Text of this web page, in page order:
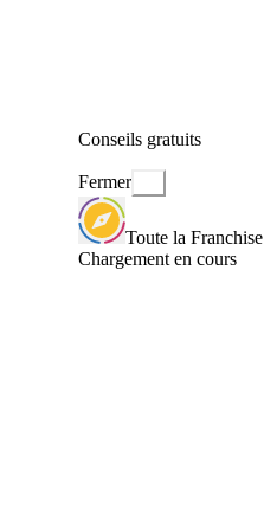
Conseils gratuits
Fermer
Toute la Franchise
Chargement en cours